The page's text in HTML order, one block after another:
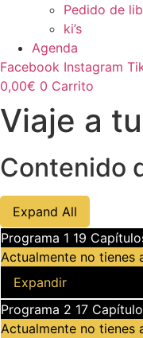
Pedido de
ki’s
Agenda
Facebook Instagram
0,00€ 0 Carrito
Viaje a
Contenido
Expand All
Programa 1 19
Actualmente no tienes
ExpandirPrograma 1
Programa 2 17
Actualmente no tienes